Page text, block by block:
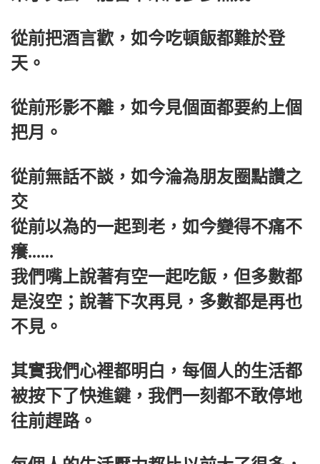
從前把酒言歡，如今吃頓飯都難於登
天。
從前形影不離，如今見個面都要約上個
把月。
從前無話不談，如今淪為朋友圈點讚之
交
從前以為的一起到老，如今變得不痛不
癢......
我們嘴上說著有空一起吃飯，但多數都
是沒空；說著下次再見，多數都是再也
不見。
其實我們心裡都明白，每個人的生活都
被按下了快進鍵，我們一刻都不敢停地
往前趕路。